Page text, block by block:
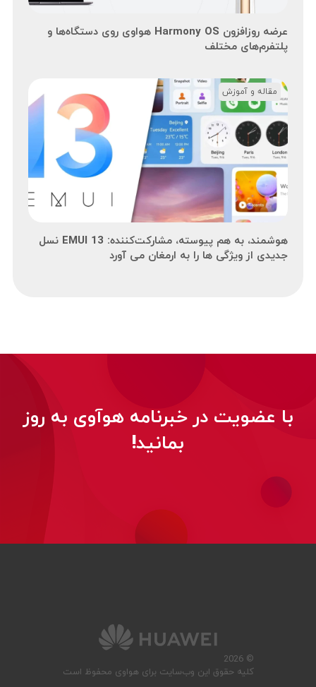
عرضه روزافزون Harmony OS هواوی روی دستگاه‌ها و
پلتفرم‌های مختلف
هوشمند، به هم پیوسته، مشارکت‌کننده: EMUI 13 نسل
جدیدی از ویژگی ها را به ارمغان می آورد
مقاله و آموزش
با عضویت در خبرنامه هوآوی به روز
بمانید!
© 2026
کلیه حقوق این وب‌سایت برای هواوی محفوظ است